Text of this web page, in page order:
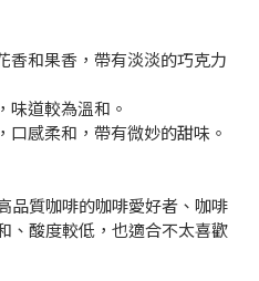
香和果香，帶有淡淡的巧克力
味道較為溫和。
口感柔和，帶有微妙的甜味。
品質咖啡的咖啡愛好者、咖啡
、酸度較低，也適合不太喜歡